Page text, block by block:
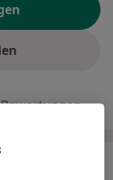
Bewertungen